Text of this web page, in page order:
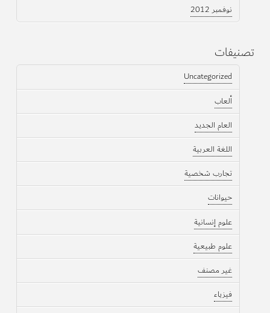
نوفمبر 2012
تصنيفات
Uncategorized
ألعاب
العام الجديد
اللغة العربية
تجارب شخصية
حيوانات
علوم إنسانية
علوم طبيعية
غير مصنف
فيزياء